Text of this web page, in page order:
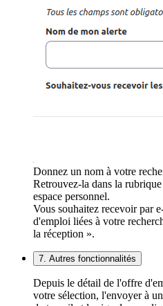
Donnez un nom à votre
Retrouvez-la dans la
espace personnel.
Vous souhaitez recevoir par
d'emploi liées à votre
la réception ».
7. Autres fonctionnalités
Depuis le détail de l'offre
votre sélection, l'envoyer à